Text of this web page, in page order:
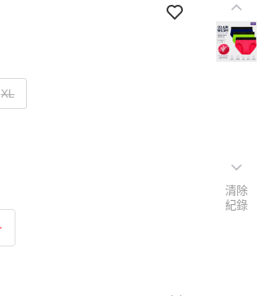
XL
清除
紀錄